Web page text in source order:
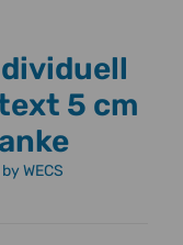
5 cm
WECS